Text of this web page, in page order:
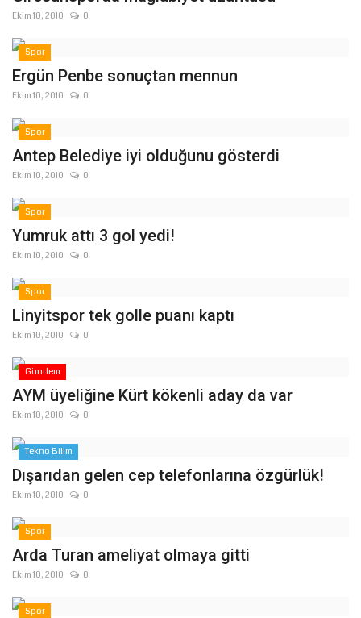
Siyaset
Galeriler
Yaşam
Künye
İletişim
Ekim 10, 2010 0
Spor
Ergün Penbe sonuçtan mennun
Ekim 10, 2010 0
Spor
Antep Belediye iyi olduğunu gösterdi
Ekim 10, 2010 0
Spor
Yumruk attı 3 gol yedi!
Ekim 10, 2010 0
Spor
Linyitspor tek golle puanı kaptı
Ekim 10, 2010 0
Gündem
AYM üyeliğine Kürt kökenli aday da var
Ekim 10, 2010 0
Tekno Bilim
Dışarıdan gelen cep telefonlarına özgürlük!
Ekim 10, 2010 0
Spor
Arda Turan ameliyat olmaya gitti
Ekim 10, 2010 0
Spor